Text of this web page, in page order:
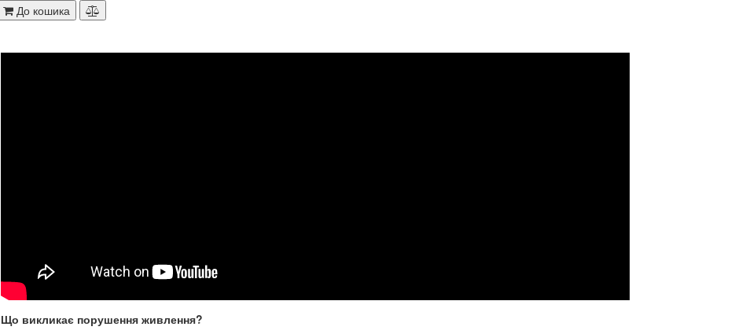
До кошика
Що викликає порушення живлення?